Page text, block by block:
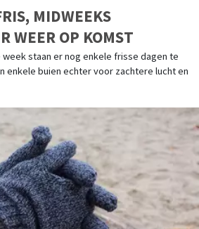
MIDWEEKS
WEER OP KOMST
week staan er nog enkele frisse dagen te
enkele buien echter voor zachtere lucht en